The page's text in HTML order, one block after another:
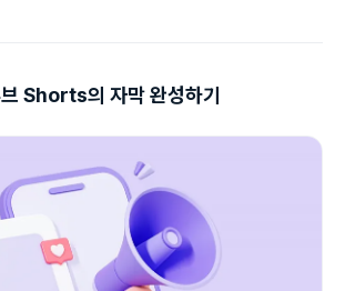
Shorts의 자막 완성하기